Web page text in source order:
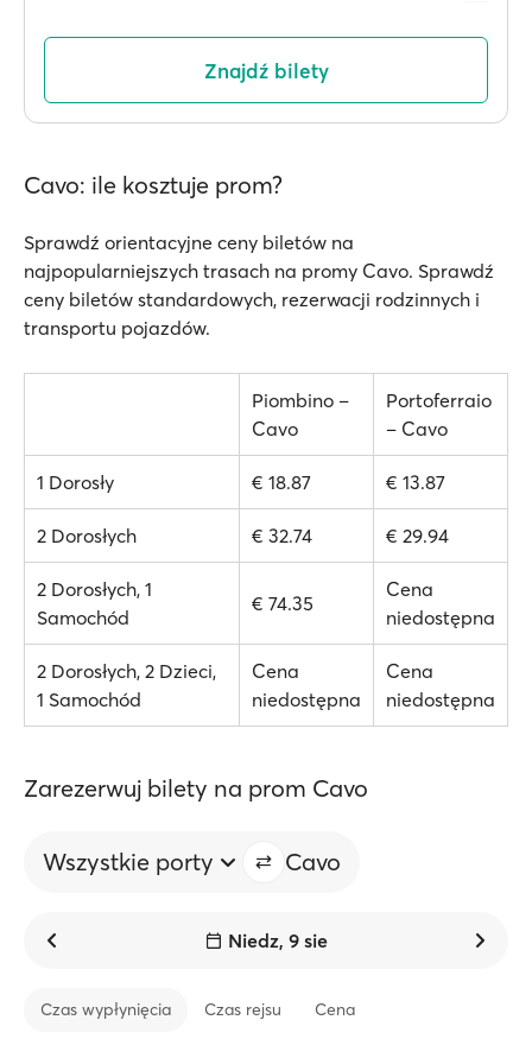
Znajdź bilety
Cavo: ile kosztuje prom?
Sprawdź orientacyjne ceny biletów na
najpopularniejszych trasach na promy Cavo. Sprawdź
ceny biletów standardowych, rezerwacji rodzinnych i
transportu pojazdów.
Piombino –
Cavo
Portoferraio
– Cavo
1 Dorosły € 18.87 € 13.87
2 Dorosłych € 32.74 € 29.94
2 Dorosłych, 1
Samochód
€ 74.35
Cena
niedostępna
2 Dorosłych, 2 Dzieci,
1 Samochód
Cena
niedostępna
Cena
niedostępna
Zarezerwuj bilety na prom Cavo
Wszystkie porty Cavo
Niedz, 9 sie
Czas wypłynięcia Czas rejsu Cena